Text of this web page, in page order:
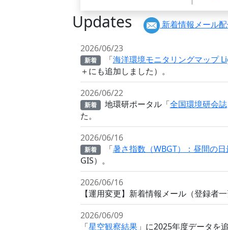
Updates 新着情報メール
2026/06/23
新着 「海洋環境モニタリングマップ
＋にも追加しました）。
2026/06/22
新着 地環研ポータル「全国環境研会誌
た。
2026/06/16
新着 「暑さ指数（WBGT）：昼間の
GIS）。
2026/06/16
【運用変更】新着情報メール（登録者
2026/06/09
「星空観察結果 」に2025年度データを